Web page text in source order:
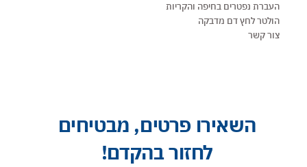
העברת נפטרים בחיפה והקריות
הולטר לחץ דם מדבקה
צור קשר
השאירו פרטים, מבטיחים
לחזור בהקדם!